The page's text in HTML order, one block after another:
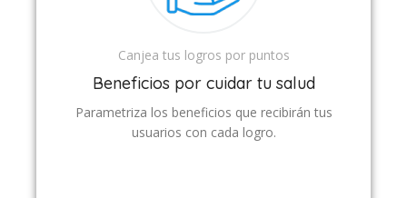
Canjea tus logros por puntos
Beneficios por cuidar tu salud
Parametriza los beneficios que recibirán tus
usuarios con cada logro.